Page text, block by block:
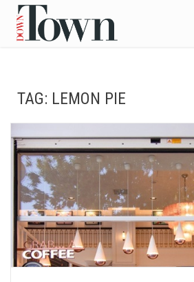
TAG: LEMON PIE